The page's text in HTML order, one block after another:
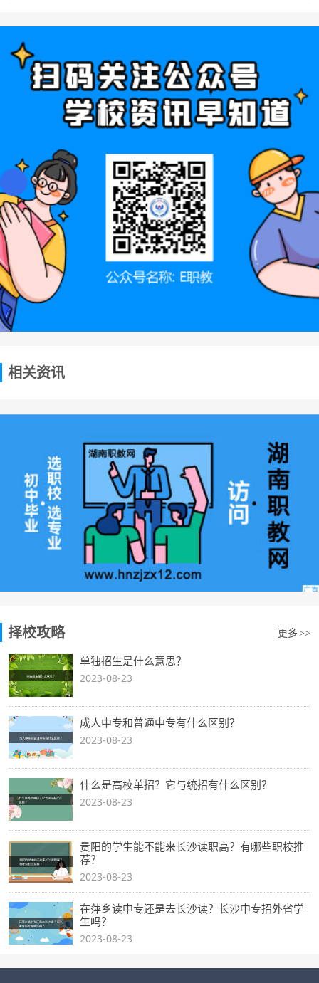
相关资讯
择校攻略 更多 >>
单独招生是什么意思？
2023-08-23
成人中专和普通中专有什么区别？
2023-08-23
什么是高校单招？它与统招有什么区别？
2023-08-23
贵阳的学生能不能来长沙读职高？有哪些职校推
荐？
2023-08-23
在萍乡读中专还是去长沙读？长沙中专招外省学
生吗？
2023-08-23